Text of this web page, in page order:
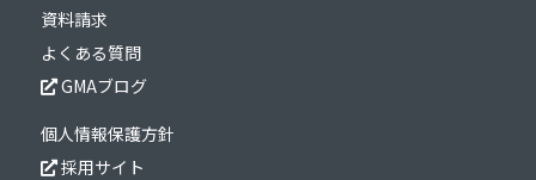
資料請求
よくある質問
GMAブログ
個人情報保護方針
採用サイト